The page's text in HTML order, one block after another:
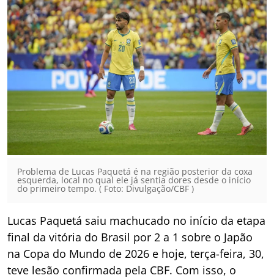
Problema de Lucas Paquetá é na região posterior da coxa
esquerda, local no qual ele já sentia dores desde o início
do primeiro tempo. ( Foto: Divulgação/CBF )
Lucas Paquetá saiu machucado no início da etapa
final da vitória do Brasil por 2 a 1 sobre o Japão
na Copa do Mundo de 2026 e hoje, terça-feira, 30,
teve lesão confirmada pela CBF. Com isso, o